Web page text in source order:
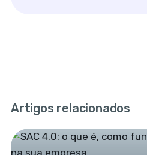
Artigos relacionados